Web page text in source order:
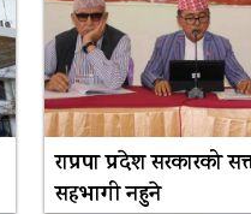
राप्रपा प्रदेश सरकारको
सहभागी नहुने